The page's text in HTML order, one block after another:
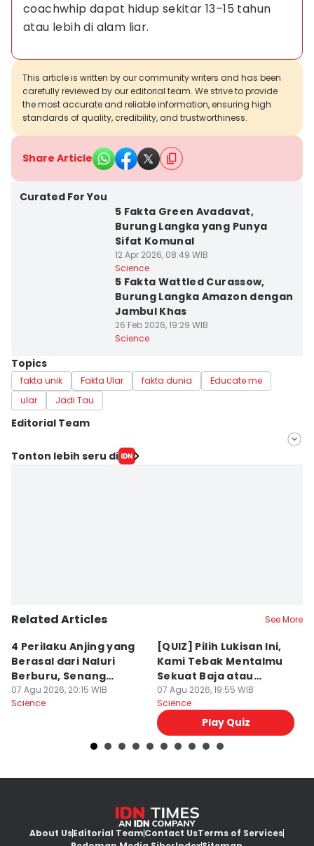
coachwhip dapat hidup sekitar 13–15 tahun
atau lebih di alam liar.
This article is written by our community writers and has been
carefully reviewed by our editorial team. We strive to provide
the most accurate and reliable information, ensuring high
standards of quality, credibility, and trustworthiness.
Share Article
Curated For You
5 Fakta Green Avadavat,
Burung Langka yang Punya
Sifat Komunal
12 Apr 2026, 08:49 WIB
Science
5 Fakta Wattled Curassow,
Burung Langka Amazon dengan
Jambul Khas
26 Feb 2026, 19:29 WIB
Science
Topics
fakta unik Fakta Ular fakta dunia
Educate me
ular
Jadi Tau
Editorial Team
Editor
Tonton lebih seru di
Related Articles See More
4 Perilaku Anjing yang
Berasal dari Naluri
Berburu, Senang
Mengejar!
07 Agu 2026, 20:15 WIB
Science
[QUIZ] Pilih Lukisan Ini,
Kami Tebak Mentalmu
Sekuat Baja atau
Sebaliknya
07 Agu 2026, 19:55 WIB
Science
Play Quiz
About UsEditorial TeamContact UsTerms of Services